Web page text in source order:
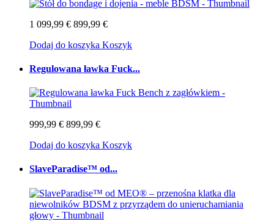
1 099,99 € 899,99 €
Dodaj do koszyka Koszyk
Regulowana ławka Fuck...
999,99 € 899,99 €
Dodaj do koszyka Koszyk
SlaveParadise™ od...